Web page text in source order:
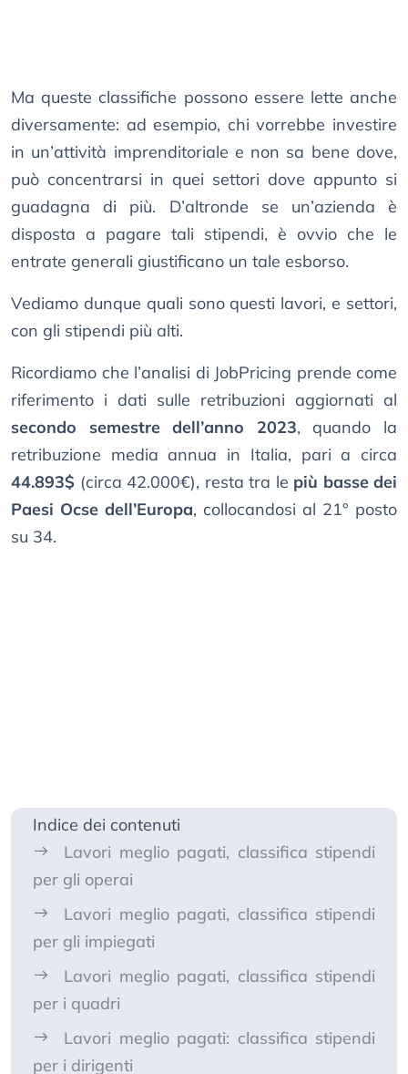
Ma queste classifiche possono essere lette anche
diversamente: ad esempio, chi vorrebbe investire
in un’attività imprenditoriale e non sa bene dove,
può concentrarsi in quei settori dove appunto si
guadagna di più. D’altronde se un’azienda è
disposta a pagare tali stipendi, è ovvio che le
entrate generali giustificano un tale esborso.
Vediamo dunque quali sono questi lavori, e settori,
con gli stipendi più alti.
Ricordiamo che l’analisi di JobPricing prende come
riferimento i dati sulle retribuzioni aggiornati al
secondo semestre dell’anno 2023, quando la
retribuzione media annua in Italia, pari a circa
44.893$ (circa 42.000€), resta tra le più basse dei
Paesi Ocse dell’Europa, collocandosi al 21° posto
su 34.
Indice dei contenuti
Lavori meglio pagati, classifica stipendi
per gli operai
Lavori meglio pagati, classifica stipendi
per gli impiegati
Lavori meglio pagati, classifica stipendi
per i quadri
Lavori meglio pagati: classifica stipendi
per i dirigenti